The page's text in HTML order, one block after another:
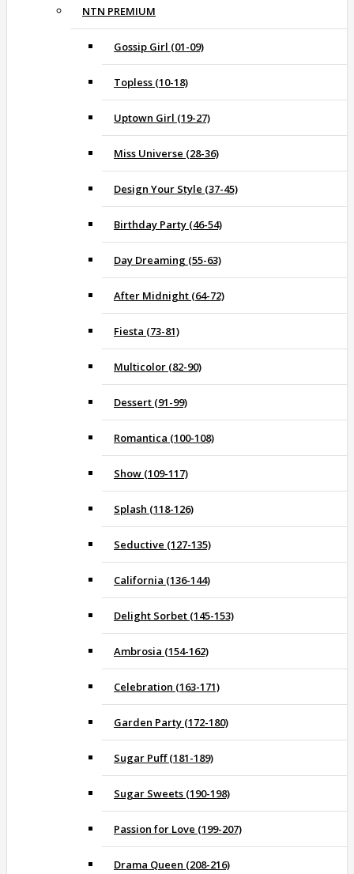
NTN PREMIUM
Gossip Girl (01-09)
Topless (10-18)
Uptown Girl (19-27)
Miss Universe (28-36)
Design Your Style (37-45)
Birthday Party (46-54)
Day Dreaming (55-63)
After Midnight (64-72)
Fiesta (73-81)
Multicolor (82-90)
Dessert (91-99)
Romantica (100-108)
Show (109-117)
Splash (118-126)
Seductive (127-135)
California (136-144)
Delight Sorbet (145-153)
Ambrosia (154-162)
Celebration (163-171)
Garden Party (172-180)
Sugar Puff (181-189)
Sugar Sweets (190-198)
Passion for Love (199-207)
Drama Queen (208-216)